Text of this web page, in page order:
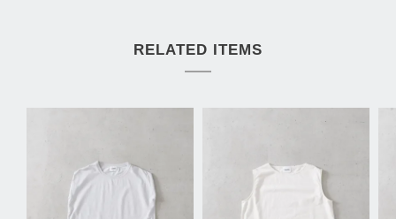
RELATED ITEMS